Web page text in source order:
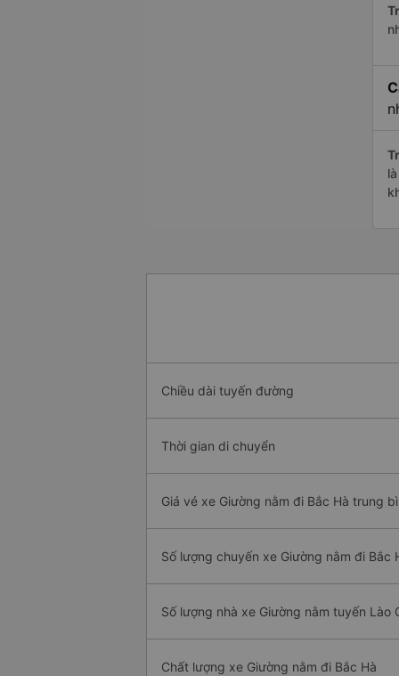
Chiều dài tuyến đường
Thời gian di chuyển
Giá vé xe Giường nằm đi Bắc Hà trung
Số lượng chuyến xe Giường nằm đi Bắc
Số lượng nhà xe Giường nằm tuyến Lào
Chất lượng xe Giường nằm đi Bắc Hà